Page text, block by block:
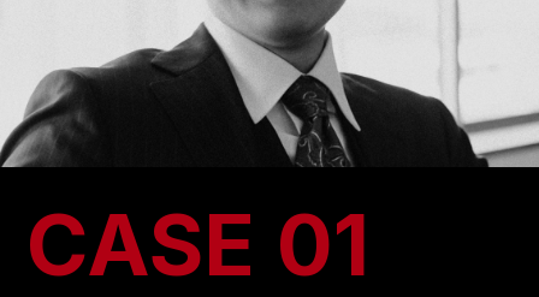
CASE 01